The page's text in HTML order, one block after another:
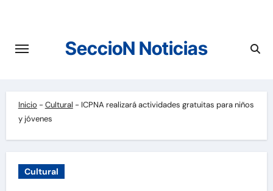
contenido
SeccioN Noticias
Inicio - Cultural - ICPNA realizará actividades gratuitas para niños
y jóvenes
Cultural